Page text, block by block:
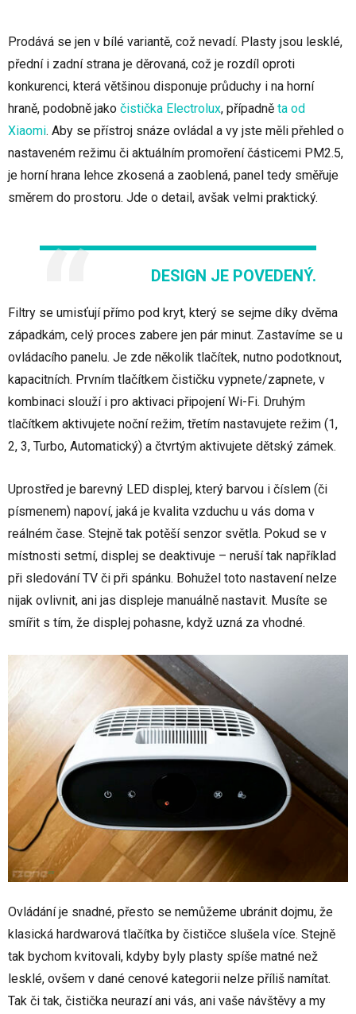
Prodává se jen v bílé variantě, což nevadí. Plasty jsou lesklé,
přední i zadní strana je děrovaná, což je rozdíl oproti
konkurenci, která většinou disponuje průduchy i na horní
hraně, podobně jako čistička Electrolux, případně ta od
Xiaomi. Aby se přístroj snáze ovládal a vy jste měli přehled o
nastaveném režimu či aktuálním promoření částicemi PM2.5,
je horní hrana lehce zkosená a zaoblená, panel tedy směřuje
směrem do prostoru. Jde o detail, avšak velmi praktický.
DESIGN JE POVEDENÝ.
Filtry se umisťují přímo pod kryt, který se sejme díky dvěma
západkám, celý proces zabere jen pár minut. Zastavíme se u
ovládacího panelu. Je zde několik tlačítek, nutno podotknout,
kapacitních. Prvním tlačítkem čističku vypnete/zapnete, v
kombinaci slouží i pro aktivaci připojení Wi-Fi. Druhým
tlačítkem aktivujete noční režim, třetím nastavujete režim (1,
2, 3, Turbo, Automatický) a čtvrtým aktivujete dětský zámek.
Uprostřed je barevný LED displej, který barvou i číslem (či
písmenem) napoví, jaká je kvalita vzduchu u vás doma v
reálném čase. Stejně tak potěší senzor světla. Pokud se v
místnosti setmí, displej se deaktivuje – neruší tak například
při sledování TV či při spánku. Bohužel toto nastavení nelze
nijak ovlivnit, ani jas displeje manuálně nastavit. Musíte se
smířit s tím, že displej pohasne, když uzná za vhodné.
Ovládání je snadné, přesto se nemůžeme ubránit dojmu, že
klasická hardwarová tlačítka by čističce slušela více. Stejně
tak bychom kvitovali, kdyby byly plasty spíše matné než
lesklé, ovšem v dané cenové kategorii nelze příliš namítat.
Tak či tak, čistička neurazí ani vás, ani vaše návštěvy a my